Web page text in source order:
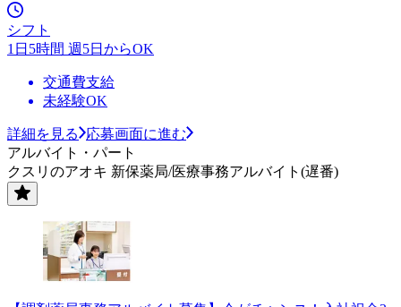
シフト
1日5時間 週5日からOK
交通費支給
未経験OK
詳細を見る
応募画面に進む
アルバイト・パート
クスリのアオキ 新保薬局/医療事務アルバイト(遅番)